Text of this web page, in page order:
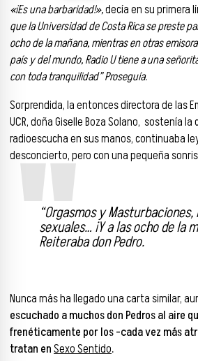
«¡Es una barbaridad!»,decía en su primera
que la Universidad de Costa Rica se preste
ocho de la mañana, mientras en otras
país y del mundo, Radio U tiene a una
con toda tranquilidad” Proseguía.
Sorprendida, la entonces directora de las
UCR, doña Giselle Boza Solano, sostenía
radioescucha en sus manos, continuaba
desconcierto, pero con una pequeña
“Orgasmos y Masturbaciones,
sexuales… ¡Ya las ocho de la
Reiteraba don Pedro.
Nunca más ha llegado una carta similar,
escuchado a muchos don Pedros al aire
frenéticamente por los -cada vez más
tratan enSexo Sentido.